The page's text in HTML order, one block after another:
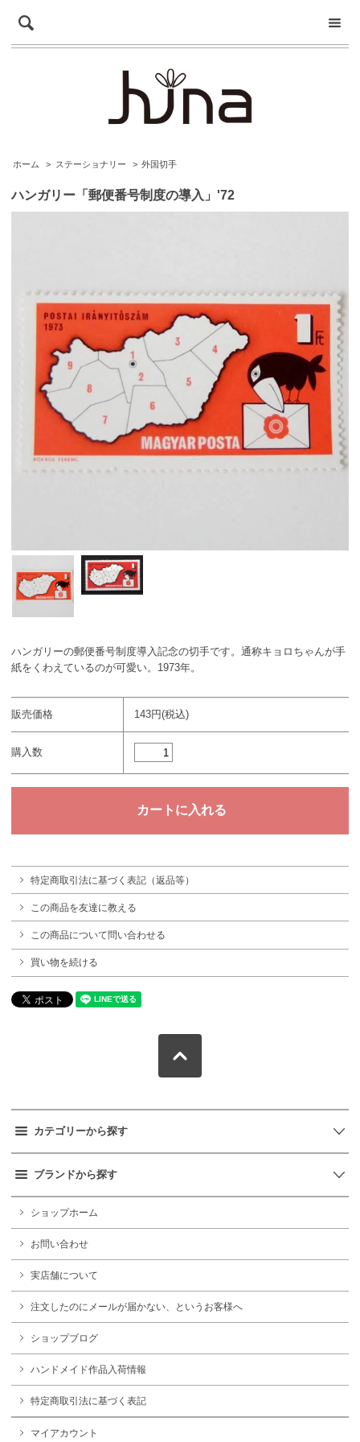
ホーム > ステーショナリー > 外国切手
ハンガリー「郵便番号制度の導入」'72
ハンガリーの郵便番号制度導入記念の切手です。通称キョロちゃんが手
紙をくわえているのが可愛い。1973年。
販売価格 143円(税込)
購入数
特定商取引法に基づく表記（返品等）
この商品を友達に教える
この商品について問い合わせる
買い物を続ける
カテゴリーから探す
ブランドから探す
ショップホーム
お問い合わせ
実店舗について
注文したのにメールが届かない、というお客様へ
ショップブログ
ハンドメイド作品入荷情報
特定商取引法に基づく表記
マイアカウント